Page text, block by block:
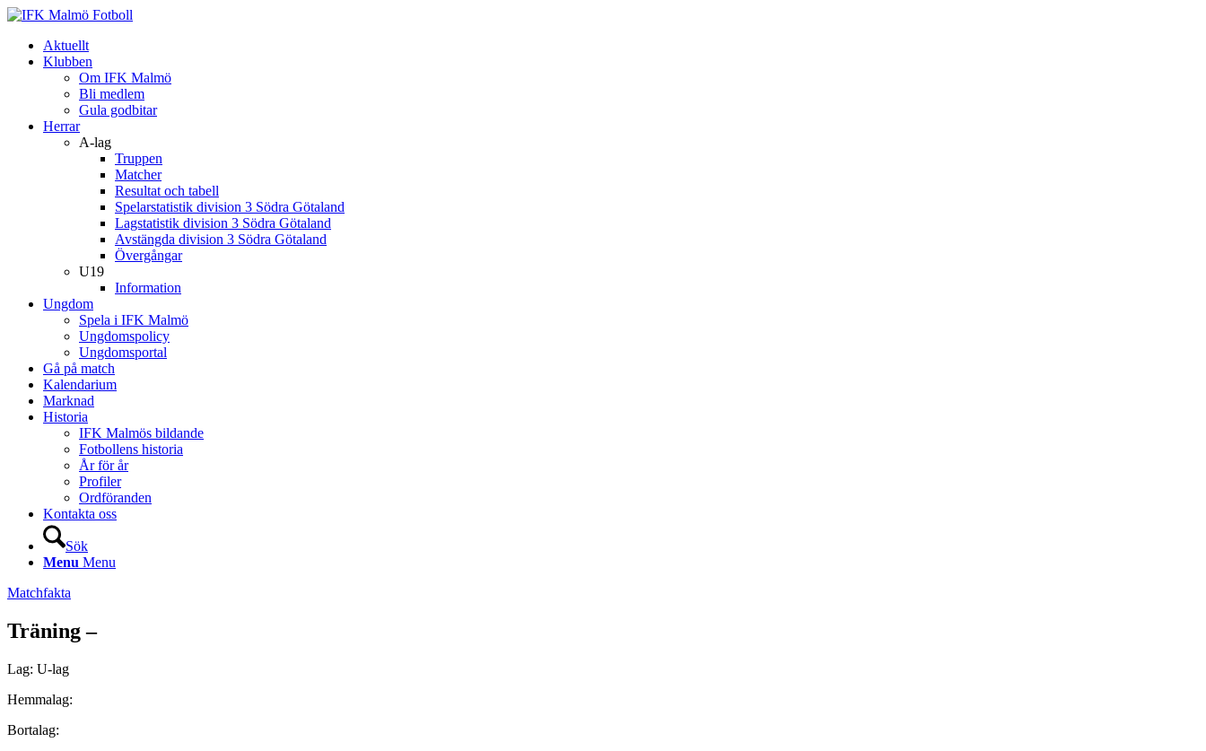
Aktuellt
Klubben
Om IFK Malmö
Bli medlem
Gula godbitar
Herrar
A-lag
Truppen
Matcher
Resultat och tabell
Spelarstatistik division 3 Södra Götaland
Lagstatistik division 3 Södra Götaland
Avstängda division 3 Södra Götaland
Övergångar
U19
Information
Ungdom
Spela i IFK Malmö
Ungdomspolicy
Ungdomsportal
Gå på match
Kalendarium
Marknad
Historia
IFK Malmös bildande
Fotbollens historia
År för år
Profiler
Ordföranden
Kontakta oss
Sök
Menu Menu
Matchfakta
Träning –
Lag: U-lag
Hemmalag:
Bortalag: